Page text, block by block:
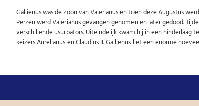
Gallienus was de zoon van Valerianus en toen deze Augustus
Perzen werd Valerianus gevangen genomen en later gedood.
verschillende usurpators. Uiteindelijk kwam hij in een
keizers Aurelianus en Claudius II. Gallienus liet een enorme